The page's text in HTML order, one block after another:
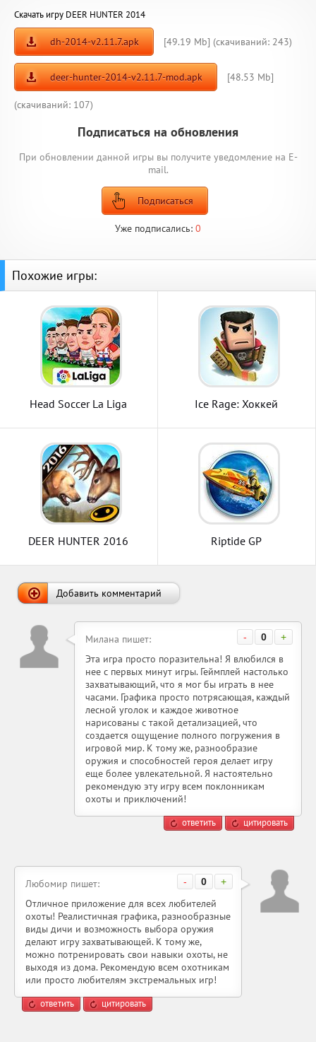
Скачать игру DEER HUNTER 2014
dh-2014-v2.11.7.apk [49.19 Mb] (cкачиваний: 243)
deer-hunter-2014-v2.11.7-mod.apk [48.53 Mb]
(cкачиваний: 107)
Подписаться на обновления
При обновлении данной игры вы получите уведомление на E-
mail.
Подписаться
Уже подписались: 0
Похожие игры:
Head Soccer La Liga Ice Rage: Хоккей
DEER HUNTER 2016 Riptide GP
Добавить комментарий
- 0 +
Милана пишет:
Эта игра просто поразительна! Я влюбился в
нее с первых минут игры. Геймплей настолько
захватывающий, что я мог бы играть в нее
часами. Графика просто потрясающая, каждый
лесной уголок и каждое животное
нарисованы с такой детализацией, что
создается ощущение полного погружения в
игровой мир. К тому же, разнообразие
оружия и способностей героя делает игру
еще более увлекательной. Я настоятельно
рекомендую эту игру всем поклонникам
охоты и приключений!
ответить цитировать
- 0 +
Любомир пишет:
Отличное приложение для всех любителей
охоты! Реалистичная графика, разнообразные
виды дичи и возможность выбора оружия
делают игру захватывающей. К тому же,
можно потренировать свои навыки охоты, не
выходя из дома. Рекомендую всем охотникам
или просто любителям экстремальных игр!
ответить цитировать